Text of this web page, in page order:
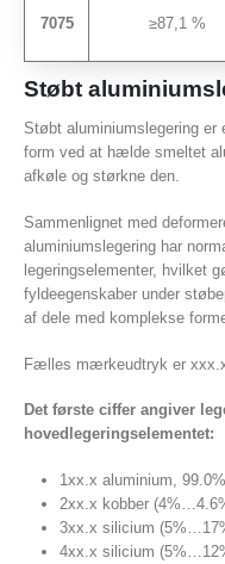
7075 ≥87,1 %
Støbt
Støbt aluminiumslegering
form ved at hælde smeltet
afkøle og størkne den.
Sammenlignet med
aluminiumslegering har
legeringselementer, hvilket
fyldeegenskaber under
af dele med komplekse
Fælles mærkeudtryk er
Det første ciffer angiver
hovedlegeringselementet:
1xx.x aluminium,
2xx.x kobber
3xx.x silicium
4xx.x silicium